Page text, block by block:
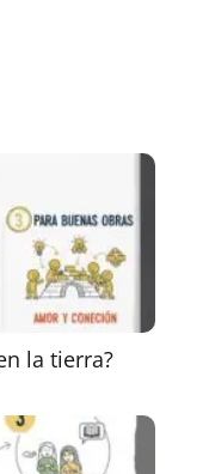
la tierra?